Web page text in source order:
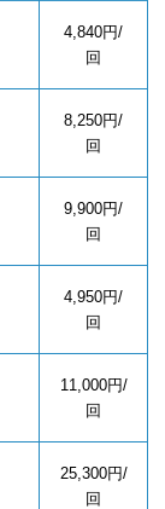
4,840円/
回
8,250円/
回
9,900円/
回
4,950円/
回
11,000円/
回
25,300円/
回